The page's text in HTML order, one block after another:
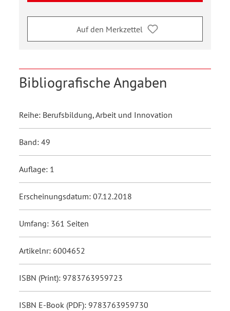
Auf den Merkzettel
Bibliografische Angaben
Reihe: Berufsbildung, Arbeit und Innovation
Band: 49
Auflage: 1
Erscheinungsdatum: 07.12.2018
Umfang: 361 Seiten
Artikelnr: 6004652
ISBN (Print): 9783763959723
ISBN E-Book (PDF): 9783763959730